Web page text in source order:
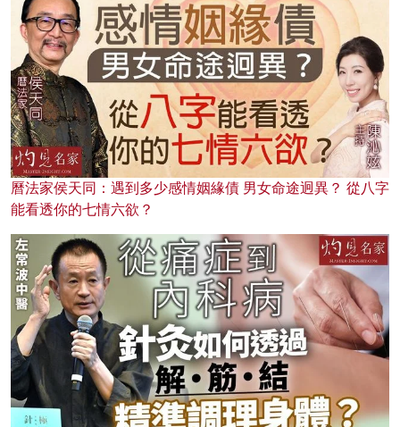
曆法家侯天同：遇到多少感情姻緣債 男女命途迥異？ 從八字
能看透你的七情六欲？